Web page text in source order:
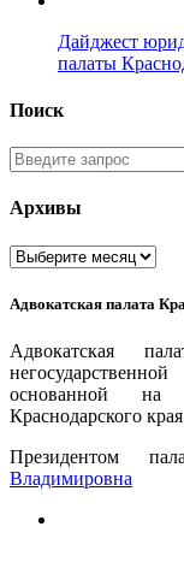
Дайджест
палаты
Поиск
Введите
запрос
Архивы
Архивы
Адвокатская палата
Адвокатская
основанной на
Краснодарского
Президентом
Владимировна